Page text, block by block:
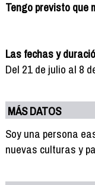
Tengo previsto que
Las fechas y
Del 21 de julio al 8
MÁS DATOS
Soy una persona
nuevas culturas y